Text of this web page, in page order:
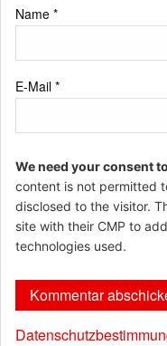
Name *
E-Mail *
We need your consent
content is not permitted
disclosed to the visitor.
site with their CMP to
technologies used.